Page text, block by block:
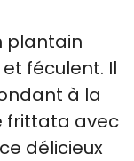
plantain
féculent. Il
à la
frittata avec
délicieux